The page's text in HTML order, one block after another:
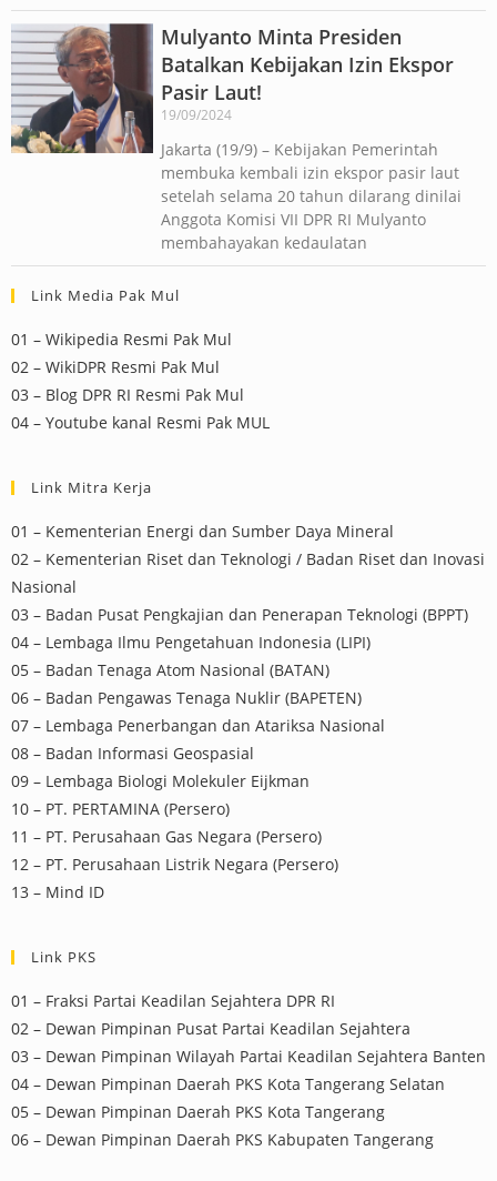
Mulyanto Minta Presiden
Batalkan Kebijakan Izin Ekspor
Pasir Laut!
19/09/2024
Jakarta (19/9) – Kebijakan Pemerintah
membuka kembali izin ekspor pasir laut
setelah selama 20 tahun dilarang dinilai
Anggota Komisi VII DPR RI Mulyanto
membahayakan kedaulatan
Link Media Pak Mul
01 – Wikipedia Resmi Pak Mul
02 – WikiDPR Resmi Pak Mul
03 – Blog DPR RI Resmi Pak Mul
04 – Youtube kanal Resmi Pak MUL
Link Mitra Kerja
01 – Kementerian Energi dan Sumber Daya Mineral
02 – Kementerian Riset dan Teknologi / Badan Riset dan Inovasi
Nasional
03 – Badan Pusat Pengkajian dan Penerapan Teknologi (BPPT)
04 – Lembaga Ilmu Pengetahuan Indonesia (LIPI)
05 – Badan Tenaga Atom Nasional (BATAN)
06 – Badan Pengawas Tenaga Nuklir (BAPETEN)
07 – Lembaga Penerbangan dan Atariksa Nasional
08 – Badan Informasi Geospasial
09 – Lembaga Biologi Molekuler Eijkman
10 – PT. PERTAMINA (Persero)
11 – PT. Perusahaan Gas Negara (Persero)
12 – PT. Perusahaan Listrik Negara (Persero)
13 – Mind ID
Link PKS
01 – Fraksi Partai Keadilan Sejahtera DPR RI
02 – Dewan Pimpinan Pusat Partai Keadilan Sejahtera
03 – Dewan Pimpinan Wilayah Partai Keadilan Sejahtera Banten
04 – Dewan Pimpinan Daerah PKS Kota Tangerang Selatan
05 – Dewan Pimpinan Daerah PKS Kota Tangerang
06 – Dewan Pimpinan Daerah PKS Kabupaten Tangerang